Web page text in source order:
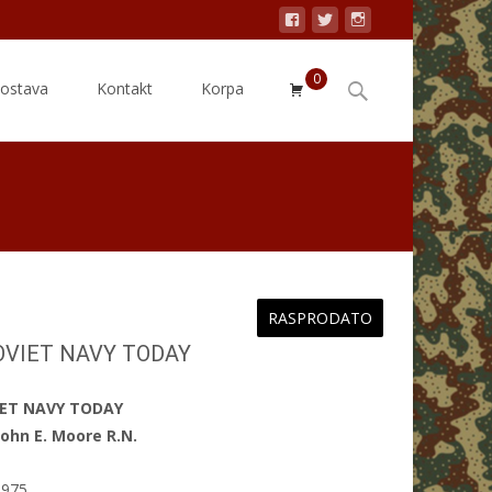
Kontakt Korpa 0
Search
RASPRODATO
NAVY TODAY
NAVY TODAY
E. Moore R.N.